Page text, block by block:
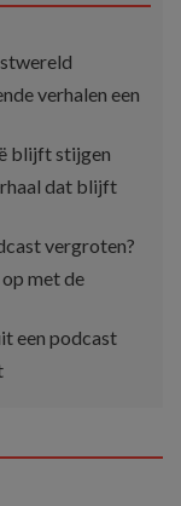
verhalen een
blijft stijgen
dat blijft
vergroten?
met de
een podcast